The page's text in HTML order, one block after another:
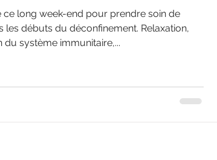
ce long week-end pour prendre soin de
les débuts du déconfinement. Relaxation,
du système immunitaire,...